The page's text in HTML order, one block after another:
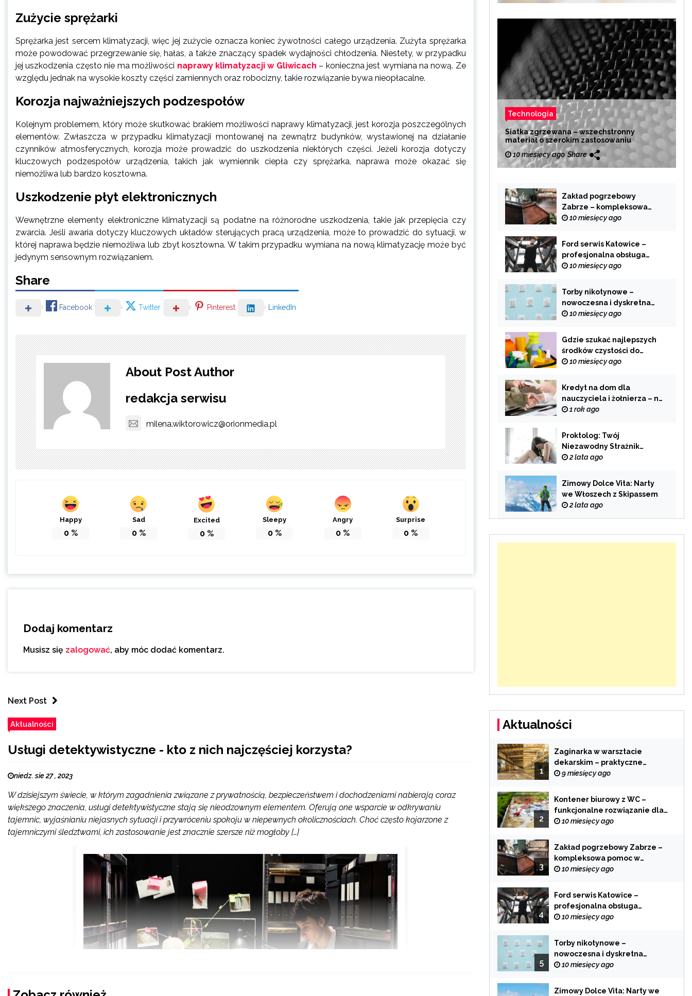
Zużycie sprężarki
Sprężarka jest sercem klimatyzacji, więc jej zużycie oznacza koniec żywotności całego urządzenia. Zużyta sprężarka
może powodować przegrzewanie się, hałas, a także znaczący spadek wydajności chłodzenia. Niestety, w przypadku
jej uszkodzenia często nie ma możliwości naprawy klimatyzacji w Gliwicach – konieczna jest wymiana na nową. Ze
względu jednak na wysokie koszty części zamiennych oraz robocizny, takie rozwiązanie bywa nieopłacalne.
Korozja najważniejszych podzespołów
Kolejnym problemem, który może skutkować brakiem możliwości naprawy klimatyzacji, jest korozja poszczególnych
elementów. Zwłaszcza w przypadku klimatyzacji montowanej na zewnątrz budynków, wystawionej na działanie
czynników atmosferycznych, korozja może prowadzić do uszkodzenia niektórych części. Jeżeli korozja dotyczy
kluczowych podzespołów urządzenia, takich jak wymiennik ciepła czy sprężarka, naprawa może okazać się
niemożliwa lub bardzo kosztowna.
Uszkodzenie płyt elektronicznych
Wewnętrzne elementy elektroniczne klimatyzacji są podatne na różnorodne uszkodzenia, takie jak przepięcia czy
zwarcia. Jeśli awaria dotyczy kluczowych układów sterujących pracą urządzenia, może to prowadzić do sytuacji, w
której naprawa będzie niemożliwa lub zbyt kosztowna. W takim przypadku wymiana na nową klimatyzację może być
jedynym sensownym rozwiązaniem.
Share
Facebook Twitter Pinterest LinkedIn
About Post Author
redakcja serwisu
milena.wiktorowicz@orionmedia.pl
Happy
0%
Sad
0%
Excited
0%
Sleepy
0%
Angry
0 %
Surprise
0 %
Dodaj komentarz
Musisz się zalogować, aby móc dodać komentarz.
Next Post
Aktualności
Usługi detektywistyczne - kto z nich najczęściej korzysta?
niedz. sie 27 , 2023
W dzisiejszym świecie, w którym zagadnienia związane z prywatnością, bezpieczeństwem i dochodzeniami nabierają coraz
większego znaczenia, usługi detektywistyczne stają się nieodzownym elementem. Oferują one wsparcie w odkrywaniu
tajemnic, wyjaśnianiu niejasnych sytuacji i przywróceniu spokoju w niepewnych okolicznościach. Choć często kojarzone z
tajemniczymi śledztwami, ich zastosowanie jest znacznie szersze niż mogłoby […]
Technologia
Siatka zgrzewana – wszechstronny
materiał o szerokim zastosowaniu
10 miesięcy ago Share
Zakład pogrzebowy
Zabrze – kompleksowa
pomoc w trudnych
10 miesięcy ago
Ford serwis Katowice –
profesjonalna obsługa
Twojego samochodu
10 miesięcy ago
Torby nikotynowe –
nowoczesna i dyskretna
alternatywa dla
10 miesięcy ago
Gdzie szukać najlepszych
środków czystości do
swojego domu?
10 miesięcy ago
Kredyt na dom dla
nauczyciela i żołnierza – na
co zwrócić uwagę przy
1 rok ago
Proktolog: Twój
Niezawodny Strażnik
Zdrowia Układu
2 lata ago
Zimowy Dolce Vita: Narty
we Włoszech z Skipassem
2 lata ago
Aktualności
1
Zaginarka w warsztacie
dekarskim – praktyczne
zastosowania
9 miesięcy ago
2
Kontener biurowy z WC –
funkcjonalne rozwiązanie dla
każdej branży
10 miesięcy ago
3
Zakład pogrzebowy Zabrze –
kompleksowa pomoc w
trudnych chwilach
10 miesięcy ago
4
Ford serwis Katowice –
profesjonalna obsługa
Twojego samochodu
10 miesięcy ago
5
Torby nikotynowe –
nowoczesna i dyskretna
alternatywa dla tradycyjnego
10 miesięcy ago
Zimowy Dolce Vita: Narty we